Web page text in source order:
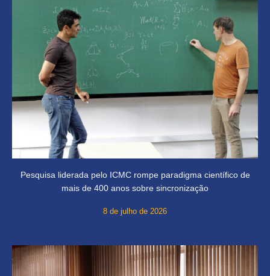
Pesquisa liderada pelo ICMC rompe paradigma científico de
mais de 400 anos sobre sincronização
8 de julho de 2026